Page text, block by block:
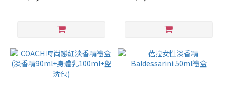
4.5ml)
7.5ml+小香4.5ml)